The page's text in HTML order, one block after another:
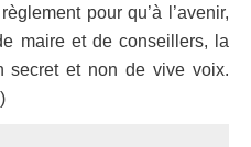
pour qu’à l’avenir,
maire et de conseillers, la
secret et non de vive voix.